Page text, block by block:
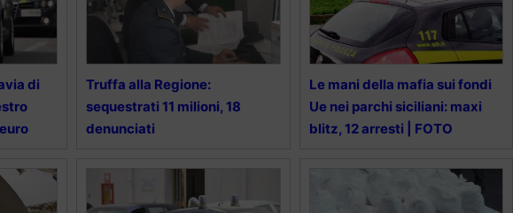
di
Truffa alla Regione:
sequestrati 11 milioni, 18
denunciati
Le mani della mafia sui fondi
Ue nei parchi siciliani: maxi
blitz, 12 arresti | FOTO